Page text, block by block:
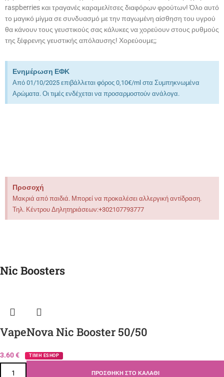
raspberries και τραγανές καραμελίτσες διαφόρων φρούτων! Όλο αυτό
το μαγικό μίγμα σε συνδυασμό με την παγωμένη αίσθηση του υγρού
θα κάνουν τους γευστικούς σας κάλυκες να χορεύουν στους ρυθμούς
της ξέφρενης γευστικής απόλαυσης! Χορεύουμε;;
Ενημέρωση ΕΦΚ
Από 01/10/2025 επιβάλλεται φόρος 0,10€/ml στα Συμπηκνωμένα
Αρώματα. Οι τιμές ενδέχεται να προσαρμοστούν ανάλογα.
Προσοχή
Μακριά από παιδιά. Μπορεί να προκαλέσει αλλεργική αντίδραση.
Τηλ. Κέντρου Δηλητηριάσεων:+302107793777
Nic Boosters
VapeNova Nic Booster 50/50
3.60€ ΤΙΜΗ ESHOP
ΠΡΟΣΘΉΚΗ ΣΤΟ ΚΑΛΆΘΙ